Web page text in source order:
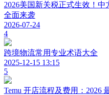
2026美国新关税正式生效！
全面来袭
2026-07-24
4
跨境物流常用专业术语大全
2025-12-15 13:15
5
Temu 开店流程及费用：2026